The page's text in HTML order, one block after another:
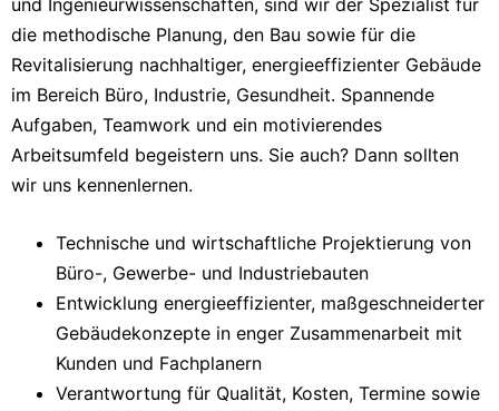
und Ingenieurwissenschaften, sind wir der Spezialist für
die methodische Planung, den Bau sowie für die
Revitalisierung nachhaltiger, energieeffizienter Gebäude
im Bereich Büro, Industrie, Gesundheit. Spannende
Aufgaben, Teamwork und ein motivierendes
Arbeitsumfeld begeistern uns. Sie auch? Dann sollten
wir uns kennenlernen.
Technische und wirtschaftliche Projektierung von
Büro-, Gewerbe- und Industriebauten
Entwicklung energieeffizienter, maßgeschneiderter
Gebäudekonzepte in enger Zusammenarbeit mit
Kunden und Fachplanern
Verantwortung für Qualität, Kosten, Termine sowie